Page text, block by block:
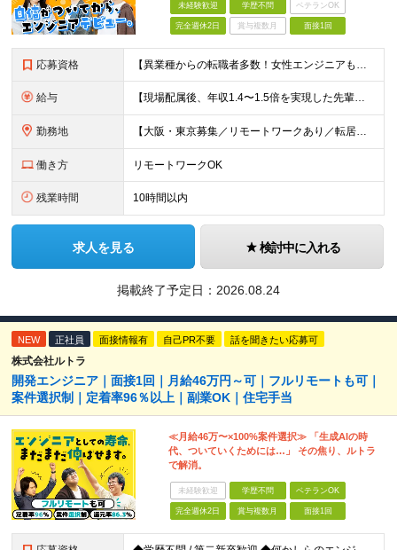
未経験歓迎 学歴不問 ベテランOK
完全週休2日 賞与複数月 面接1回
応募資格 【異業種からの転職者多数！女性エンジニアも活躍中】 ◆学歴不問 ◆未経験OK ≪こんな方を歓迎しています≫ ◎未経験から成長できる環境で活躍したい方 ◎大学やスクールでIT系のスキルを学んだことのあ
給与 【現場配属後、年収1.4〜1.5倍を実現した先輩も！残業代全額支給】 ◆給与は経験やスキルに応じて決定します ◆年俸制250万円～350万円（1/12を月々支給） ≪年収UPの例≫ ◎飲食業からのキ
勤務地 【大阪・東京募集／リモートワークあり／転居を伴う転勤なし】 東京本社、大阪事務所、または東京23区内・関西（大阪・兵庫）の各クライアント先勤務 ◆入社後、約1年間はクライアント先ではなく 自社内（東
働き方 リモートワークOK
残業時間 10時間以内
求人を見る 検討中に入れる
掲載終了予定日： 2026.08.24
NEW 正社員 面接情報有 自己PR不要 話を聞きたい応募可
株式会社ルトラ
開発エンジニア｜面接1回｜月給46万円～可｜フルリモートも可｜
案件選択制｜定着率96％以上｜副業OK｜住宅手当
≪月給46万〜×100%案件選択≫ 「生成AIの時
代、ついていくためには…」 その焦り、ルトラ
で解消。
未経験歓迎 学歴不問 ベテランOK
完全週休2日 賞与複数月 面接1回